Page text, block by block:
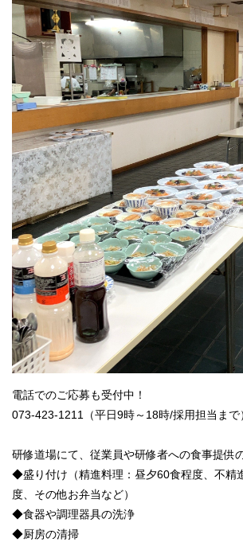
電話でのご応募も受付中！
073-423-1211（平日9時～18時/採用担当まで
研修道場にて、従業員や研修者への食事提供
◆盛り付け（精進料理：昼夕60食程度、不精
度、その他お弁当など）
◆食器や調理器具の洗浄
◆厨房の清掃